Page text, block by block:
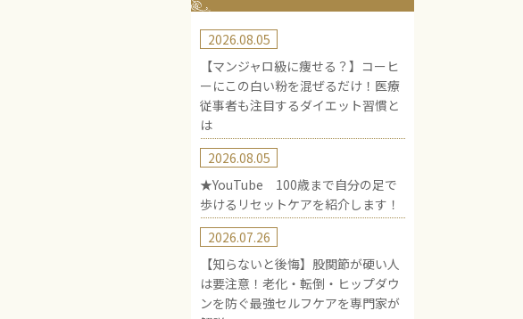
【マンジャロ級に痩せる？】コーヒ
ーにこの白い粉を混ぜるだけ！医療
従事者も注目するダイエット習慣と
は
2026.08.05
★YouTube 100歳まで自分の足で
歩けるリセットケアを紹介します！
2026.08.05
【知らないと後悔】股関節が硬い人
は要注意！老化・転倒・ヒップダウ
ンを防ぐ最強セルフケアを専門家が
2026.07.26